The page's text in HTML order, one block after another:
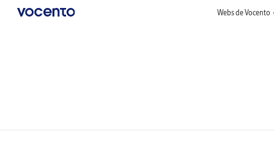
Webs de Vocento